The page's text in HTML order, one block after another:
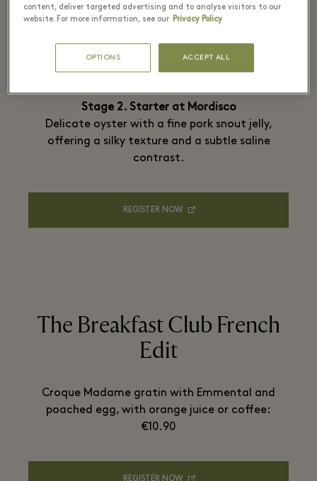
The Grand Tour of Taste
Stage 2. Starter at Mordisco
Delicate oyster with a fine pork snout jelly,
offering a silky texture and a subtle saline
contrast.
REGISTER NOW
The Breakfast Club French
Edit
Croque Madame gratin with Emmental and
poached egg, with orange juice or coffee:
€10.90
REGISTER NOW
content, deliver targeted advertising and to analyse visitors to our
website. For more information, see our Privacy Policy
OPTIONS ACCEPT ALL